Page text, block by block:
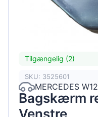
Tilgængelig (2)
SKU: 3525601
MERCEDES
Bagskærm
Venstre